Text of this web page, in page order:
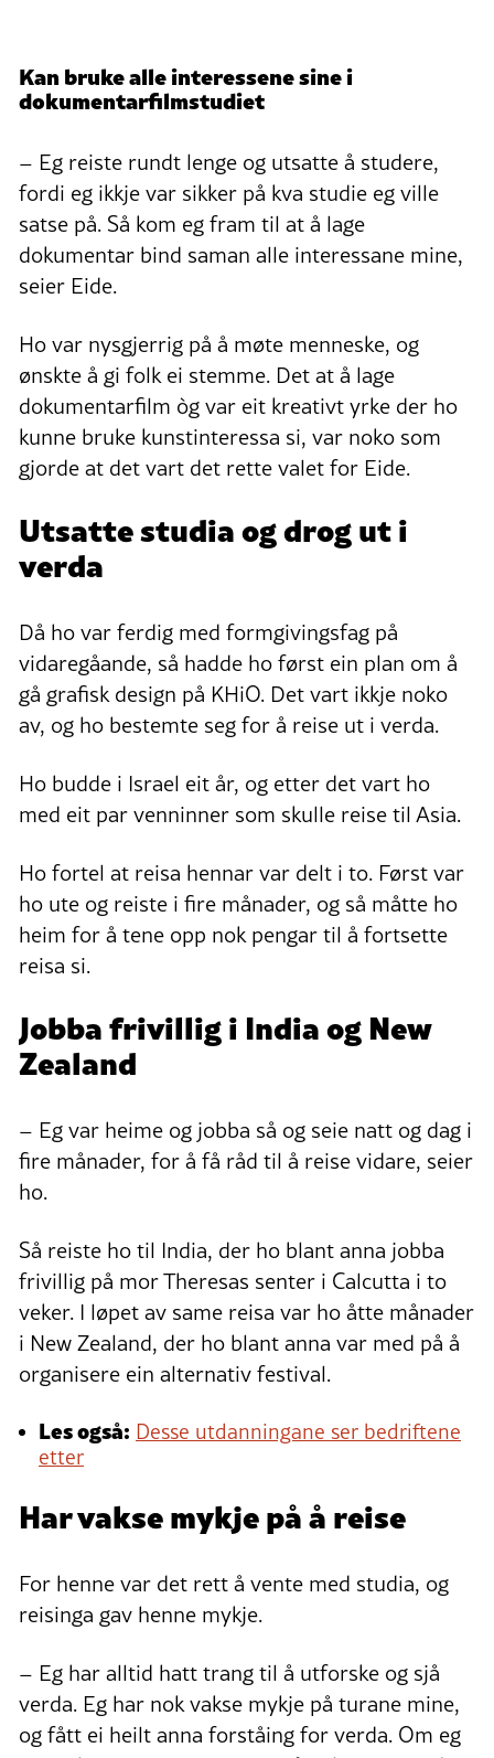
Kan bruke alle interessene sine i
dokumentarfilmstudiet
– Eg reiste rundt lenge og utsatte å studere,
fordi eg ikkje var sikker på kva studie eg ville
satse på. Så kom eg fram til at å lage
dokumentar bind saman alle interessane mine,
seier Eide.
Ho var nysgjerrig på å møte menneske, og
ønskte å gi folk ei stemme. Det at å lage
dokumentarfilm òg var eit kreativt yrke der ho
kunne bruke kunstinteressa si, var noko som
gjorde at det vart det rette valet for Eide.
Utsatte studia og drog ut i
verda
Då ho var ferdig med formgivingsfag på
vidaregåande, så hadde ho først ein plan om å
gå grafisk design på KHiO. Det vart ikkje noko
av, og ho bestemte seg for å reise ut i verda.
Ho budde i Israel eit år, og etter det vart ho
med eit par venninner som skulle reise til Asia.
Ho fortel at reisa hennar var delt i to. Først var
ho ute og reiste i fire månader, og så måtte ho
heim for å tene opp nok pengar til å fortsette
reisa si.
Jobba frivillig i India og New
Zealand
– Eg var heime og jobba så og seie natt og dag i
fire månader, for å få råd til å reise vidare, seier
ho.
Så reiste ho til India, der ho blant anna jobba
frivillig på mor Theresas senter i Calcutta i to
veker. I løpet av same reisa var ho åtte månader
i New Zealand, der ho blant anna var med på å
organisere ein alternativ festival.
Les også: Desse utdanningane ser bedriftene
etter
Har vakse mykje på å reise
For henne var det rett å vente med studia, og
reisinga gav henne mykje.
– Eg har alltid hatt trang til å utforske og sjå
verda. Eg har nok vakse mykje på turane mine,
og fått ei heilt anna forståing for verda. Om eg